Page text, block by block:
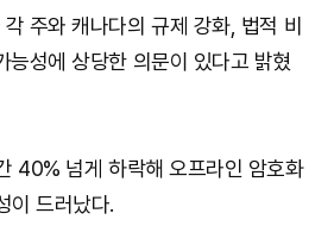
₩91,436,285 (-1.00%)
주와 캐나다의 규제 강화, 법적 비
능성에 상당한 의문이 있다고 밝혔
40% 넘게 하락해 오프라인 암호화
이 드러났다.